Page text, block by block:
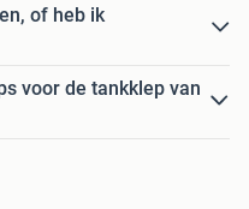
of heb ik
voor de tankklep van